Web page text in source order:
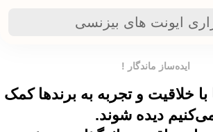
ایونت های بیزنسی
ایده‌ساز ماندگار !
خلاقیت و تجربه به برندها کمک
دیده شوند.